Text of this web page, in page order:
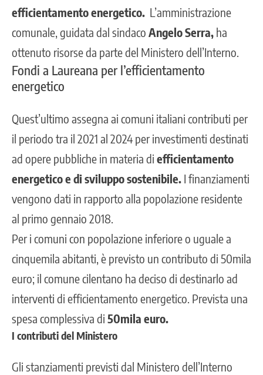
efficientamento energetico. L’amministrazione
comunale, guidata dal sindaco Angelo Serra, ha
ottenuto risorse da parte del Ministero dell’Interno.
Fondi a Laureana per l’efficientamento
energetico
Quest’ultimo assegna ai comuni italiani contributi per
il periodo tra il 2021 al 2024 per investimenti destinati
ad opere pubbliche in materia di efficientamento
energetico e di sviluppo sostenibile. I finanziamenti
vengono dati in rapporto alla popolazione residente
al primo gennaio 2018.
Per i comuni con popolazione inferiore o uguale a
cinquemila abitanti, è previsto un contributo di 50mila
euro; il comune cilentano ha deciso di destinarlo ad
interventi di efficientamento energetico. Prevista una
spesa complessiva di 50mila euro.
I contributi del Ministero
Gli stanziamenti previsti dal Ministero dell’Interno